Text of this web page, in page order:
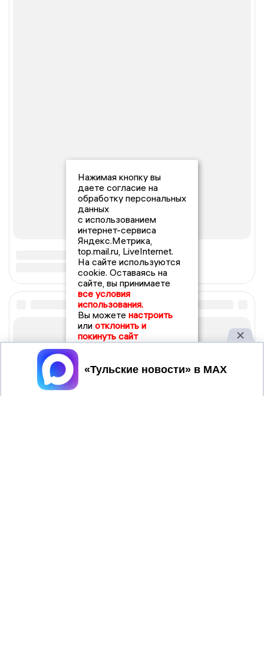
Нажимая кнопку вы
даете согласие на
обработку персональных
данных
с использованием
интернет-сервиса
Яндекс.Метрика,
top.mail.ru, LiveInternet.
На сайте используются
cookie. Оставаясь на
сайте, вы принимаете
все условия
использования.
Вы можете настроить
или отклонить и
покинуть сайт
Принять